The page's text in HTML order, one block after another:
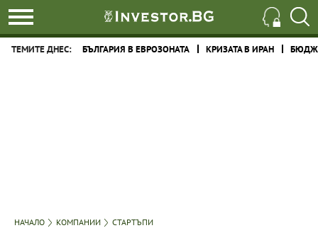
ТЕМИТЕ ДНЕС: БЪЛГАРИЯ В ЕВРОЗОНАТА КРИЗАТА В ИРАН
НАЧАЛО КОМПАНИИ СТАРТЪПИ